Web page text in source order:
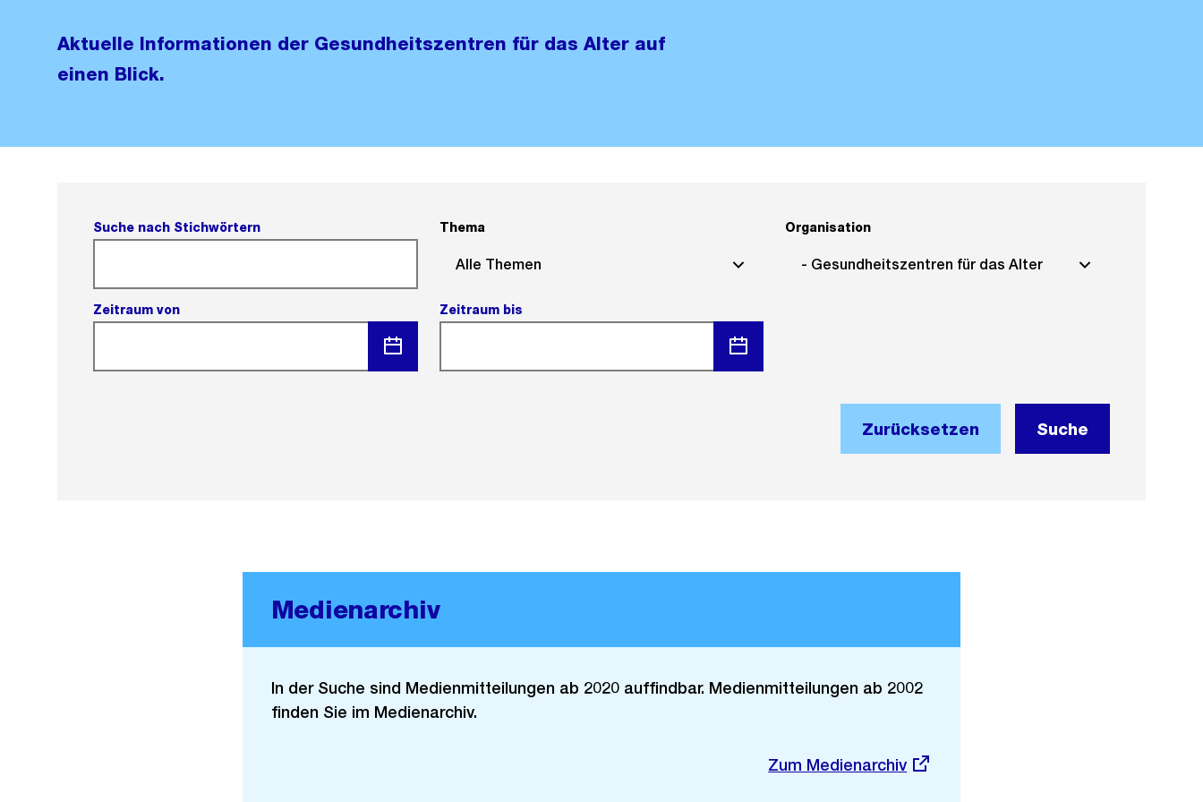
Aktuelle Informationen der Gesundheitszentren für das Alter auf
einen Blick.
Suche nach Stichwörtern Thema
Alle Themen
Organisation
- Gesundheitszentren für das Alter
Zeitraum von Zeitraum bis
Zurücksetzen Suche
Medienarchiv
In der Suche sind Medienmitteilungen ab 2020 auffindbar. Medienmitteilungen ab 2002
finden Sie im Medienarchiv.
Externer
Zum Medienarchiv